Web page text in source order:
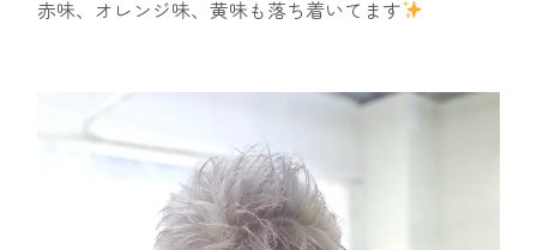
赤味、オレンジ味、黄味も落ち着いてます